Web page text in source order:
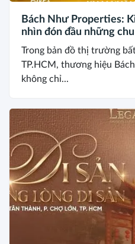
Bách Như Properties:
nhìn đón đầu những
Trong bản đồ thị trường
TP.HCM, thương hiệu
không chỉ...